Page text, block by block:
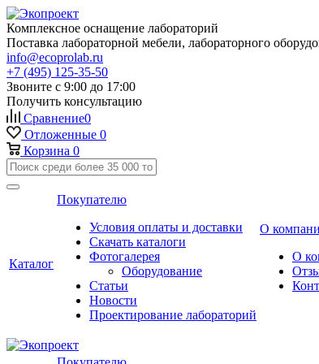
Комплексное оснащение лабораторий
Поставка лабораторной мебели, лабораторного
info@ecoprolab.ru
+7 (495) 125-35-50
Звоните с 9:00 до 17:00
Получить консультацию
Сравнение0
Отложенные 0
Корзина 0
Каталог
Покупателю
Условия оплаты и доставки
Скачать каталоги
Фотогалерея
Оборудование
Статьи
Новости
Проектирование лабораторий
О
О